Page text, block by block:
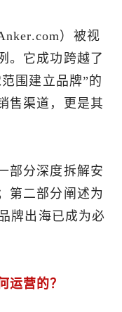
必选项。
）被视
。它成功跨越了
范围建立品牌”的
售渠道，更是其
部分深度拆解安
第二部分阐述为
牌出海已成为必
运营的？